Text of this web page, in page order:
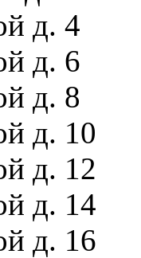
д. 4
д. 6
д. 8
д. 10
д. 12
д. 14
д. 16